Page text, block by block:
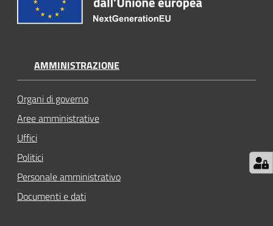
AMMINISTRAZIONE
Organi di governo
Aree amministrative
Uffici
Politici
Personale amministrativo
Documenti e dati